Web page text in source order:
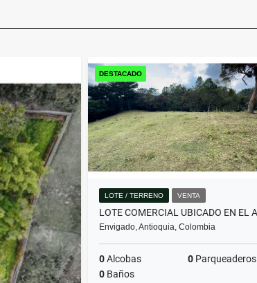
DESTACADO
LOTE / TERRENO VENTA
Envigado, Antioquia, Colombia
0Alcobas 0 Parqueaderos
0 Baños